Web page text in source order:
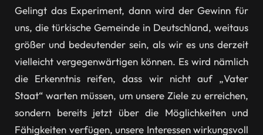
Gelingt das Experiment, dann wird der Gewinn für
uns, die türkische Gemeinde in Deutschland, weitaus
größer und bedeutender sein, als wir es uns derzeit
vielleicht vergegenwärtigen können. Es wird nämlich
die Erkenntnis reifen, dass wir nicht auf „Vater
Staat“ warten müssen, um unsere Ziele zu erreichen,
sondern bereits jetzt über die Möglichkeiten und
Fähigkeiten verfügen, unsere Interessen wirkungsvoll